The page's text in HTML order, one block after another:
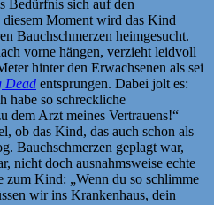
Bedürfnis sich auf den
diesem Moment wird das Kind
Bauchschmerzen heimgesucht.
vorne hängen, verzieht leidvoll
hinter den Erwachsenen als sei
Dead entsprungen. Dabei jolt es:
habe so schreckliche
dem Arzt meines Vertrauens!“
ob das Kind, das auch schon als
Bauchschmerzen geplagt war,
nicht doch ausnahmsweise echte
zum Kind: „Wenn du so schlimme
wir ins Krankenhaus, dein